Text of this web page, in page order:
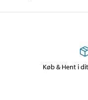
Køb & Hent i